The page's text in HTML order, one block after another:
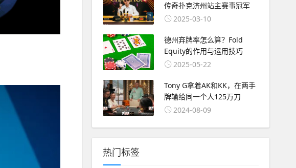
传奇扑克济州站主赛事冠军
2025-03-10
德州弃牌率怎么算？Fold
Equity的作用与运用技巧
2025-05-22
Tony G拿着AK和KK，在两手
牌输给同一个人125万刀
2024-08-09
热门标签